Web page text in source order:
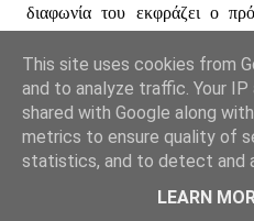
διαφωνία του εκφράζει ο
ΥΠΠΟ (επί Αρ. Μπαλτά).
προγραμματισμένων
«Εθνικού», ανέβασε δωρεάν
θέατρο, πραγματοποιήθηκε
This site uses cookies from
and to analyze traffic. Your
shared with Google along
metrics to ensure quality of
statistics, and to detect and
LEARN